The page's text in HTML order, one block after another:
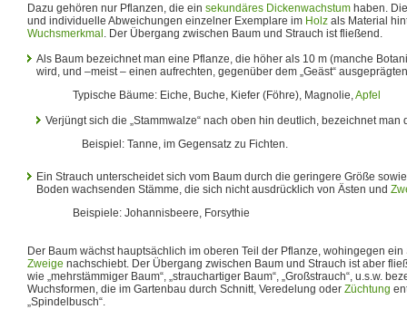
Dazu gehören nur Pflanzen, die ein sekundäres Dickenwachstum haben.
und individuelle Abweichungen einzelner Exemplare im Holz als Material
Wuchsmerkmal . Der Übergang zwischen Baum und Strauch ist fließend.
Als Baum bezeichnet man eine Pflanze, die höher als 10 m (manche
wird, und –meist – einen aufrechten, gegenüber dem „Geäst“
Typische Bäume: Eiche, Buche, Kiefer (Föhre), Magnolie,Apfel
Verjüngt sich die „Stammwalze“ nach oben hin deutlich, bezeichnet man
Beispiel: Tanne, im Gegensatz zu Fichten.
Ein Strauch unterscheidet sich vom Baum durch die geringere Größe
Boden wachsenden Stämme, die sich nicht ausdrücklich von Ästen und
Beispiele: Johannisbeere, Forsythie
Der Baum wächst hauptsächlich im oberen Teil der Pflanze, wohingegen
Zweige nachschiebt. Der Übergang zwischen Baum und Strauch ist aber
wie „mehrstämmiger Baum“, „strauchartiger Baum“, „Großstrauch“, u.s.w.
Wuchsformen, die im Gartenbau durch Schnitt, Veredelung oder Züchtung
„Spindelbusch“.